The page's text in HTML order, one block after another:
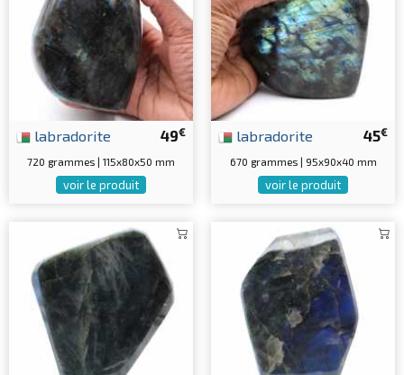
49€
labradorite
720 grammes | 115x80x50 mm
voir le produit
45€
labradorite
670 grammes | 95x90x40 mm
voir le produit